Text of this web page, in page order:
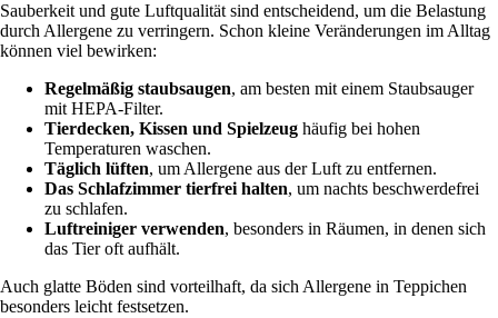
Sauberkeit und gute Luftqualität sind entscheidend, um die Belastung
durch Allergene zu verringern. Schon kleine Veränderungen im Alltag
können viel bewirken:
Regelmäßig staubsaugen, am besten mit einem Staubsauger
mit HEPA-Filter.
Tierdecken, Kissen und Spielzeug häufig bei hohen
Temperaturen waschen.
Täglich lüften, um Allergene aus der Luft zu entfernen.
Das Schlafzimmer tierfrei halten, um nachts beschwerdefrei
zu schlafen.
Luftreiniger verwenden, besonders in Räumen, in denen sich
das Tier oft aufhält.
Auch glatte Böden sind vorteilhaft, da sich Allergene in Teppichen
besonders leicht festsetzen.